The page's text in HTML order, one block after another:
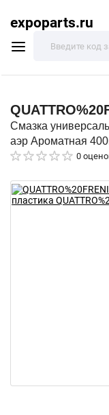
expoparts.ru
Смазка
аэр Ароматная
0